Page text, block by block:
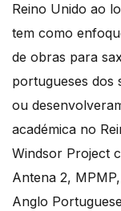
Reino Unido ao
tem como
de obras para
portugueses dos
ou
académica no
Windsor Project
Antena 2,
Anglo